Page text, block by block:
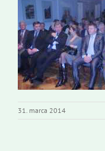
Založništvo
Koristne informacije
31. marca 2014